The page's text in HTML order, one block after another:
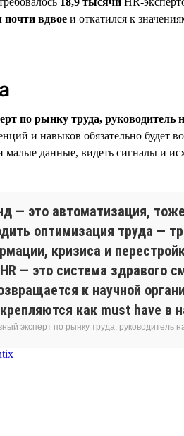
почти вдвое и откатился к
по рынку труда, руководитель
и навыков обязательно будет
данные, видеть сигналы и
— это автоматизация,
оптимизация труда —
кризиса и
— это система здравого
к научной
как must have в
эксперт по рынку труда, руководитель